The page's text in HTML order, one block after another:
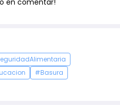
en comentar!
#Basura